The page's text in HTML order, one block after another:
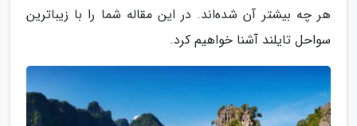
هر چه بیشتر آن شده‌اند. در این مقاله شما را با زیباترین
سواحل تایلند آشنا خواهیم کرد.